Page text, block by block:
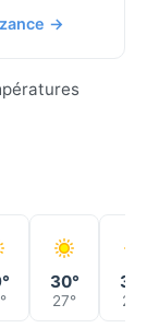
→
30°
27° 27°